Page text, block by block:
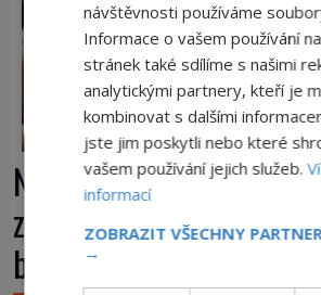
Nápoj, která chutná po
znechucený Američan
brčko
návštěvnosti používáme
Informace o vašem používání
stránek také sdílíme s našimi
analytickými partnery, kteří je
kombinovat s dalšími
jste jim poskytli nebo které
vašem používání jejich služeb.
informací
ZOBRAZIT VŠECHNY
→